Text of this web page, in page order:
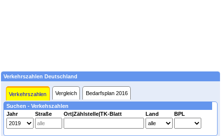
Verkehrszahlen Deutschland
Verkehrszahlen Vergleich Bedarfsplan 2016
Suchen - Verkehszahlen
Jahr
Straße Ort|Zählstelle|TK-Blatt Land BPL